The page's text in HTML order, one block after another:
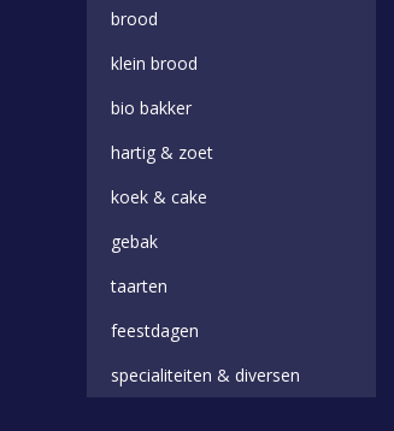
brood
klein brood
bio bakker
hartig & zoet
koek & cake
gebak
taarten
feestdagen
specialiteiten & diversen